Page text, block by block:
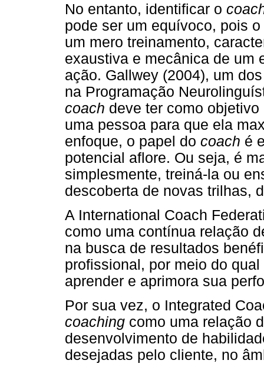
No entanto, identificar o
pode ser um equívoco, pois
um mero treinamento,
exaustiva e mecânica de um
ação. Gallwey (2004), um
na Programação
coach deve ter como
uma pessoa para que ela
enfoque, o papel do coach é
potencial aflore. Ou seja, é
simplesmente, treiná-la ou
descoberta de novas trilhas,
A International Coach
como uma contínua relação
na busca de resultados
profissional, por meio do
aprender e aprimora sua
Por sua vez, o Integrated
coaching como uma relação
desenvolvimento de
desejadas pelo cliente, no